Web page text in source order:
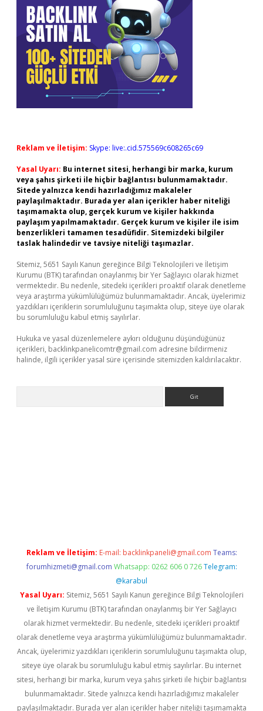
Reklam ve İletişim: Skype: live:.cid.575569c608265c69
Yasal Uyarı: Bu internet sitesi, herhangi bir marka, kurum
veya şahıs şirketi ile hiçbir bağlantısı bulunmamaktadır.
Sitede yalnızca kendi hazırladığımız makaleler
paylaşılmaktadır. Burada yer alan içerikler haber niteliği
taşımamakta olup, gerçek kurum ve kişiler hakkında
paylaşım yapılmamaktadır. Gerçek kurum ve kişiler ile isim
benzerlikleri tamamen tesadüfidir. Sitemizdeki bilgiler
taslak halindedir ve tavsiye niteliği taşımazlar.
Sitemiz, 5651 Sayılı Kanun gereğince Bilgi Teknolojileri ve İletişim
Kurumu (BTK) tarafından onaylanmış bir Yer Sağlayıcı olarak hizmet
vermektedir. Bu nedenle, sitedeki içerikleri proaktif olarak denetleme
veya araştırma yükümlülüğümüz bulunmamaktadır. Ancak, üyelerimiz
yazdıkları içeriklerin sorumluluğunu taşımakta olup, siteye üye olarak
bu sorumluluğu kabul etmiş sayılırlar.
Hukuka ve yasal düzenlemelere aykırı olduğunu düşündüğünüz
içerikleri, backlinkpanelicomtr@gmail.com adresine bildirmeniz
halinde, ilgili içerikler yasal süre içerisinde sitemizden kaldırılacaktır.
Reklam ve İletişim: E-mail: backlinkpaneli@gmail.com Teams:
forumhizmeti@gmail.com Whatsapp: 0262 606 0 726 Telegram:
@karabul
Yasal Uyarı: Sitemiz, 5651 Sayılı Kanun gereğince Bilgi Teknolojileri
ve İletişim Kurumu (BTK) tarafından onaylanmış bir Yer Sağlayıcı
olarak hizmet vermektedir. Bu nedenle, sitedeki içerikleri proaktif
olarak denetleme veya araştırma yükümlülüğümüz bulunmamaktadır.
Ancak, üyelerimiz yazdıkları içeriklerin sorumluluğunu taşımakta olup,
siteye üye olarak bu sorumluluğu kabul etmiş sayılırlar. Bu internet
sitesi, herhangi bir marka, kurum veya şahıs şirketi ile hiçbir bağlantısı
bulunmamaktadır. Sitede yalnızca kendi hazırladığımız makaleler
paylaşılmaktadır. Burada yer alan içerikler haber niteliği taşımamakta